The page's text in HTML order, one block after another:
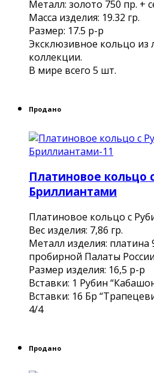
Металл: золото 750 пр. +
Масса изделия: 19.32 гр.
Размер: 17.5 р-р
Эксклюзивное кольцо
коллекции.
В мире всего 5 шт.
Продано
Платиновое кольцо
Бриллиантами
Платиновое кольцо с
Вес изделия: 7,86 гр.
Металл изделия: платина
пробирной Палаты
Размер изделия: 16,5 р-р
Вставки: 1 Рубин
Вcтавки: 16 Бр
4/4
Продано